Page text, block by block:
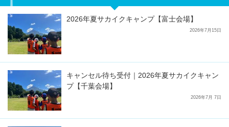
2026年夏サカイクキャンプ【富士会場】
2026年7月15日
キャンセル待ち受付｜2026年夏サカイクキャン
プ【千葉会場】
2026年7月 7日